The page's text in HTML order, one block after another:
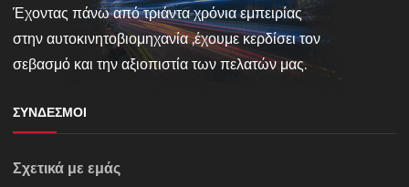
Έχοντας πάνω από τριάντα χρόνια εμπειρίας
στην αυτοκινητοβιομηχανία ,έχουμε κερδίσει τον
σεβασμό και την αξιοπιστία των πελατών μας.
ΣΎΝΔΕΣΜΟΙ
Σχετικά με εμάς